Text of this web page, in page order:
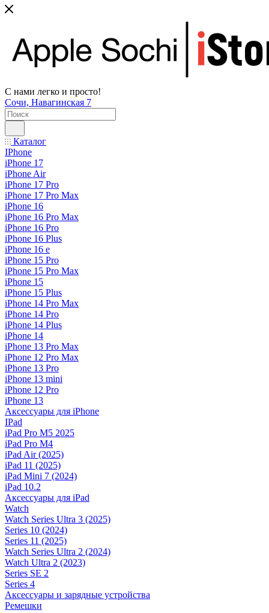
С нами легко и просто!
Сочи, Навагинская 7
Каталог
IPhone
iPhone 17
iPhone Air
iPhone 17 Pro
iPhone 17 Pro Max
iPhone 16
iPhone 16 Pro Max
iPhone 16 Pro
iPhone 16 Plus
iPhone 16 e
iPhone 15 Pro
iPhone 15 Pro Max
iPhone 15
iPhone 15 Plus
iPhone 14 Pro Max
iPhone 14 Pro
iPhone 14 Plus
iPhone 14
iPhone 13 Pro Max
iPhone 12 Pro Max
iPhone 13 Pro
iPhone 13 mini
iPhone 12 Pro
iPhone 13
Аксессуары для iPhone
IPad
iPad Pro M5 2025
iPad Pro M4
iPad Air (2025)
iPad 11 (2025)
iPad Mini 7 (2024)
iPad 10.2
Аксессуары для iPad
Watch
Watch Series Ultra 3 (2025)
Series 10 (2024)
Series 11 (2025)
Watch Series Ultra 2 (2024)
Watch Ultra 2 (2023)
Series SE 2
Series 4
Аксессуары и зарядные устройства
Ремешки